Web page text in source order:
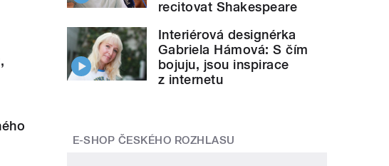
recitovat Shakespeare
Interiérová designérka
Gabriela Hámová: S čím
bojuju, jsou inspirace
z internetu
E-SHOP ČESKÉHO ROZHLASU